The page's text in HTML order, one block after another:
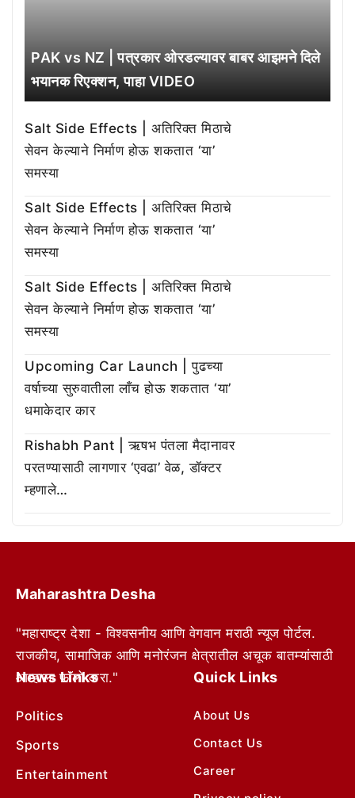
PAK vs NZ | पत्रकार ओरडल्यावर बाबर आझमने दिले
भयानक रिएक्शन, पाहा VIDEO
Salt Side Effects | अतिरिक्त मिठाचे
सेवन केल्याने निर्माण होऊ शकतात ‘या’
समस्या
Salt Side Effects | अतिरिक्त मिठाचे
सेवन केल्याने निर्माण होऊ शकतात ‘या’
समस्या
Salt Side Effects | अतिरिक्त मिठाचे
सेवन केल्याने निर्माण होऊ शकतात ‘या’
समस्या
Upcoming Car Launch | पुढच्या
वर्षाच्या सुरुवातीला लाँच होऊ शकतात ‘या’
धमाकेदार कार
Rishabh Pant | ऋषभ पंतला मैदानावर
परतण्यासाठी लागणार ‘एवढा’ वेळ, डॉक्टर
म्हणाले…
Maharashtra Desha
"महाराष्ट्र देशा - विश्वसनीय आणि वेगवान मराठी न्यूज पोर्टल.
राजकीय, सामाजिक आणि मनोरंजन क्षेत्रातील अचूक बातम्यांसाठी
आम्हाला फॉलो करा."
News Links
Politics
Sports
Entertainment
Quick Links
About Us
Contact Us
Career